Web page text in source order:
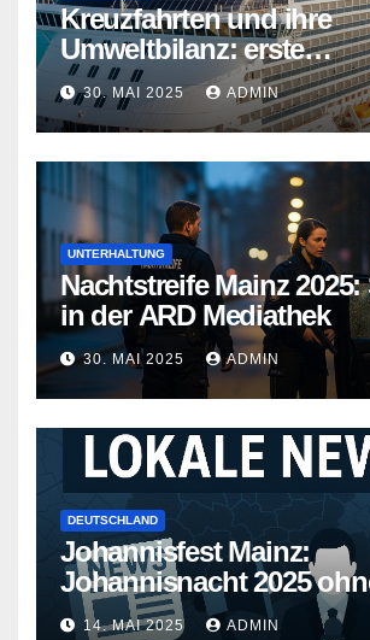
Kreuzfahrten und ihre
Umweltbilanz: erste
Kreuzfahrtschiffe gehen
Wege
30. MAI 2025 ADMIN
UNTERHALTUNG
Nachtstreife Mainz 2025:
in der ARD Mediathek
30. MAI 2025 ADMIN
DEUTSCHLAND
Johannisfest Mainz:
Johannisnacht 2025
Feuerwerk
14. MAI 2025 ADMIN